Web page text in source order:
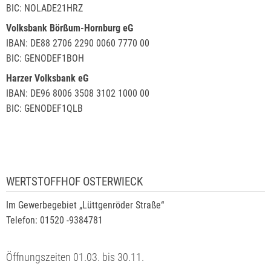
BIC: NOLADE21HRZ
Volksbank Börßum-Hornburg eG
IBAN: DE88 2706 2290 0060 7770 00
BIC: GENODEF1BOH
Harzer Volksbank eG
IBAN: DE96 8006 3508 3102 1000 00
BIC: GENODEF1QLB
WERTSTOFFHOF OSTERWIECK
Im Gewerbegebiet „Lüttgenröder Straße“
Telefon: 01520 -9384781
Öffnungszeiten 01.03. bis 30.11.